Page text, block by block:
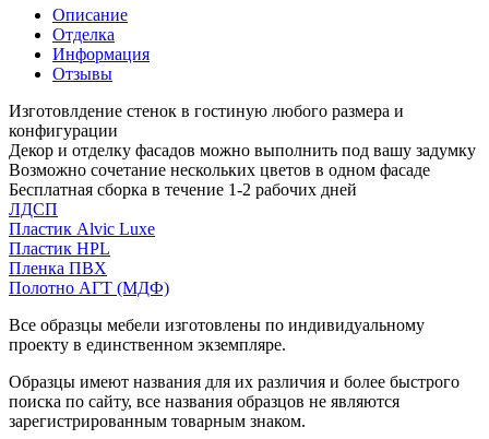
Описание
Отделка
Информация
Отзывы
Изготовлдение стенок в гостиную любого размера и
конфигурации
Декор и отделку фасадов можно выполнить под вашу задумку
Возможно сочетание нескольких цветов в одном фасаде
Бесплатная сборка в течение 1-2 рабочих дней
ЛДСП
Пластик Alvic Luxe
Пластик HPL
Пленка ПВХ
Полотно АГТ (МДФ)
Все образцы мебели изготовлены по индивидуальному
проекту в единственном экземпляре.
Образцы имеют названия для их различия и более быстрого
поиска по сайту, все названия образцов не являются
зарегистрированным товарным знаком.